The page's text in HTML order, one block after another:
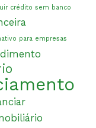
crédito sem banco
para empresas